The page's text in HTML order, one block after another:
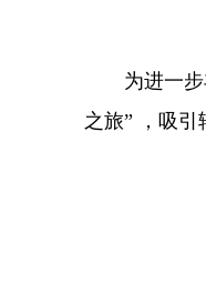
为进一
之旅” ，吸